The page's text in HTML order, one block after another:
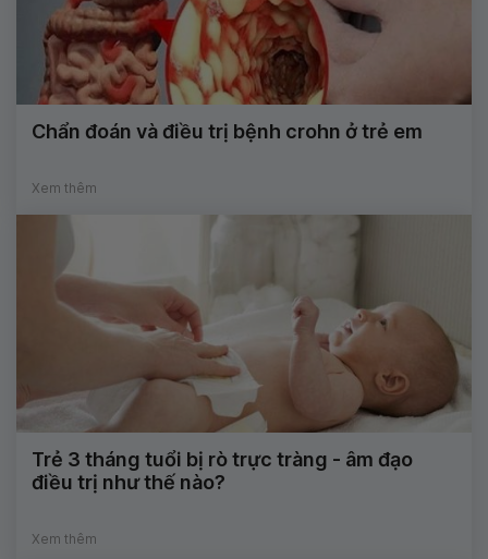
Chẩn đoán và điều trị bệnh crohn ở trẻ em
Xem thêm
Trẻ 3 tháng tuổi bị rò trực tràng - âm đạo
điều trị như thế nào?
Xem thêm